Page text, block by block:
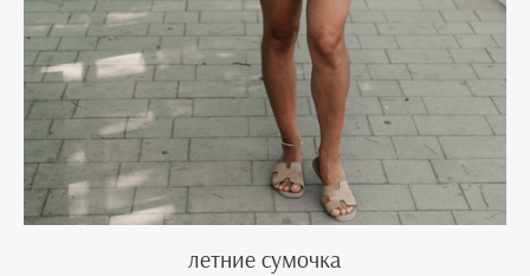
летние сумочка